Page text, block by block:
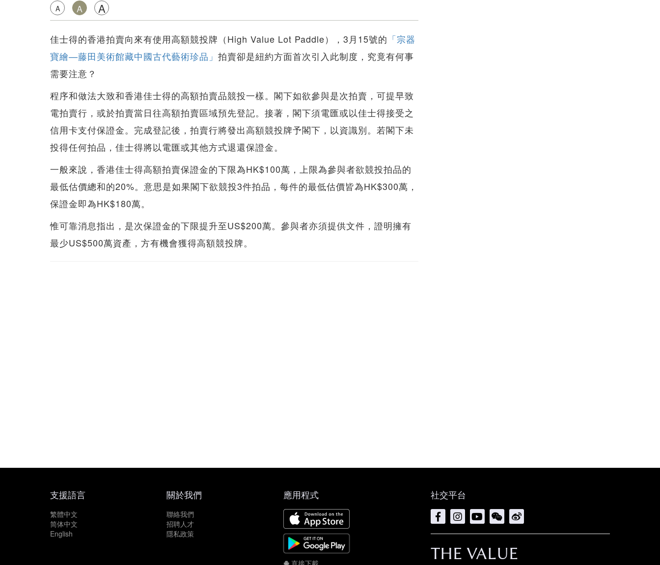
A A A
佳士得的香港拍賣向來有使用高額競投牌（High Value Lot Paddle），3月15號的 「宗器
寶繪—藤田美術館藏中國古代藝術珍品」 拍賣卻是紐約方面首次引入此制度，究竟有何事
需要注意？
程序和做法大致和香港佳士得的高額拍賣品競投一樣。閣下如欲參與是次拍賣，可提早致
電拍賣行，或於拍賣當日往高額拍賣區域預先登記。接著，閣下須電匯或以佳士得接受之
信用卡支付保證金。完成登記後，拍賣行將發出高額競投牌予閣下，以資識別。若閣下未
投得任何拍品，佳士得將以電匯或其他方式退還保證金。
一般來說，香港佳士得高額拍賣保證金的下限為HK$100萬，上限為參與者欲競投拍品的
最低估價總和的20%。意思是如果閣下欲競投3件拍品，每件的最低估價皆為HK$300萬，
保證金即為HK$180萬。
惟可靠消息指出，是次保證金的下限提升至US$200萬。參與者亦須提供文件，證明擁有
最少US$500萬資產，方有機會獲得高額競投牌。
支援語言
繁體中文
简体中文
English
關於我們
聯絡我們
招聘人才
隱私政策
應用程式 社交平台
THE VALUE